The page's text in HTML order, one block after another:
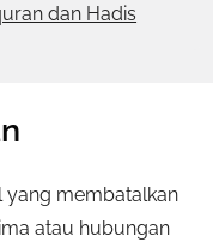
dan Hadis
yang membatalkan
atau hubungan